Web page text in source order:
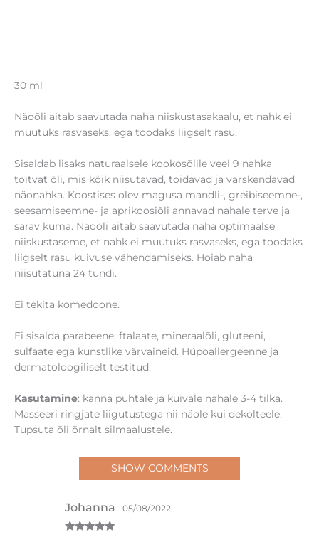
30 ml
Näoõli aitab saavutada naha niiskustasakaalu, et nahk ei
muutuks rasvaseks, ega toodaks liigselt rasu.
Sisaldab lisaks naturaalsele kookosõlile veel 9 nahka
toitvat õli, mis kõik niisutavad, toidavad ja värskendavad
näonahka. Koostises olev magusa mandli-, greibiseemne-,
seesamiseemne- ja aprikoosiõli annavad nahale terve ja
särav kuma. Näoõli aitab saavutada naha optimaalse
niiskustaseme, et nahk ei muutuks rasvaseks, ega toodaks
liigselt rasu kuivuse vähendamiseks. Hoiab naha
niisutatuna 24 tundi.
Ei tekita komedoone.
Ei sisalda parabeene, ftalaate, mineraalõli, gluteeni,
sulfaate ega kunstlike värvaineid. Hüpoallergeenne ja
dermatoloogiliselt testitud.
Kasutamine: kanna puhtale ja kuivale nahale 3-4 tilka.
Masseeri ringjate liigutustega nii näole kui dekolteele.
Tupsuta õli õrnalt silmaalustele.
SHOW COMMENTS
Johanna 05/08/2022